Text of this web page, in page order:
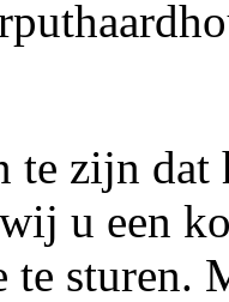
te zijn
u een
te sturen.